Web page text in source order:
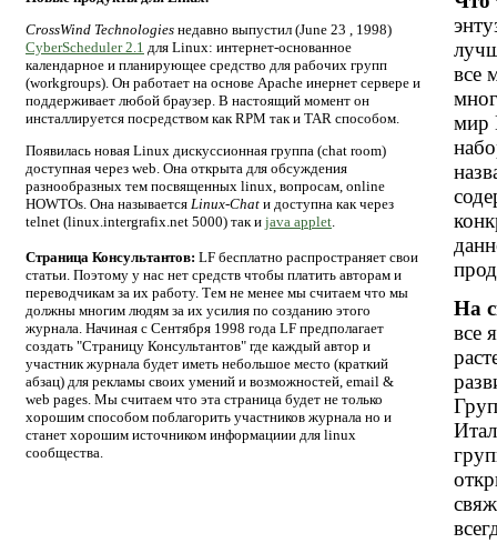
CrossWind Technologies недавно выпустил (June 23 , 1998)
CyberScheduler 2.1 для Linux: интернет-основанное
календарное и планирующее средство для рабочих групп
(workgroups). Он работает на основе Apache инернет сервере и
поддерживает любой браузер. В настоящий момент он
инсталлируется посредством как RPM так и TAR способом.
Появилась новая Linux дискуссионная группа (chat room)
доступная через web. Она открыта для обсуждения
разнообразных тем посвященных linux, вопросам, online
HOWTOs. Она называется Linux-Chat и доступна как через
telnet (linux.intergrafix.net 5000) так и java applet
Страница Консультантов: LF бесплатно распространяет свои
статьи. Поэтому у нас нет средств чтобы платить авторам и
переводчикам за их работу. Тем не менее мы считаем что мы
должны многим людям за их усилия по созданию этого
журнала. Начиная с Сентября 1998 года LF предполагает
создать "Страницу Консультантов" где каждый автор и
участник журнала будет иметь небольшое место (краткий
абзац) для рекламы своих умений и возможностей, email &
web pages. Мы считаем что эта страница будет не только
хорошим способом поблагорить участников журнала но и
станет хорошим источником информациии для linux
сообщества.
все
мир
На
все